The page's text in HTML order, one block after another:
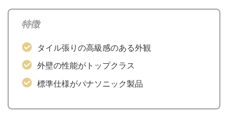
特徴
タイル張りの高級感のある外観
外壁の性能がトップクラス
標準仕様がパナソニック製品